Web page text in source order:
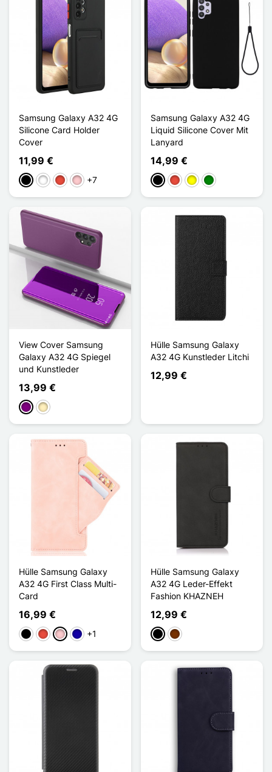
Samsung Galaxy A32 4G
Silicone Card Holder
Cover
11,99 €
Schwarz
WeißRot Pink+7
Samsung Galaxy A32 4G
Liquid Silicone Cover Mit
Lanyard
14,99 €
Schwarz
Rot GelbGrün
View Cover Samsung
Galaxy A32 4G Spiegel
und Kunstleder
13,99 €
ViolettGolden
Hülle Samsung Galaxy
A32 4G Kunstleder Litchi
12,99 €
Hülle Samsung Galaxy
A32 4G First Class Multi-
Card
16,99 €
Schwarz
Rot PinkDunkelblau
+1
Hülle Samsung Galaxy
A32 4G Leder-Effekt
Fashion KHAZNEH
12,99 €
Schwarz
Kaffee